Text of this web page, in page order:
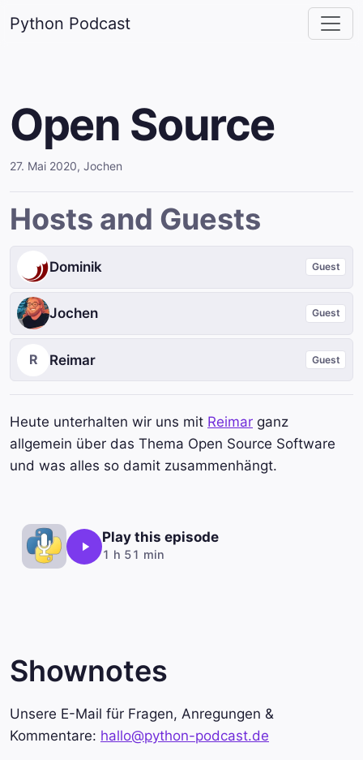
Python Podcast
Open Source
27. Mai 2020, Jochen
Hosts and Guests
Dominik Guest
Jochen Guest
R Reimar Guest
Heute unterhalten wir uns mit Reimar ganz
allgemein über das Thema Open Source Software
und was alles so damit zusammenhängt.
Play this episode
1 h 51 min
Shownotes
Unsere E-Mail für Fragen, Anregungen &
Kommentare: hallo@python-podcast.de